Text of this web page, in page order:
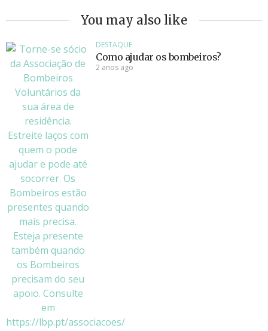
You may also like
DESTAQUE
Como ajudar os bombeiros?
2 anos ago